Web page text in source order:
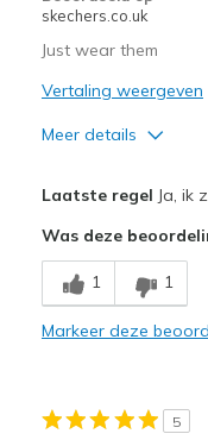
skechers.co.uk
Just wear them
Vertaling weergeven
Meer details
Comfortable
Stylish
right shoe felt bigger
Laatste regel Ja, ik
Was deze
1 1
Markeer deze
5